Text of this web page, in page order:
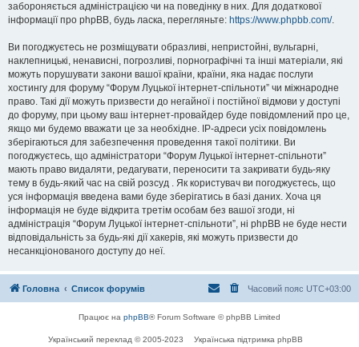
забороняється адміністрацією чи на поведінку в них. Для додаткової
інформації про phpBB, будь ласка, перегляньте: https://www.phpbb.com/.
Ви погоджуєтесь не розміщувати образливі, непристойні, вульгарні,
наклепницькі, ненависні, погрозливі, порнографічні та інші матеріали, які
можуть порушувати закони вашої країни, країни, яка надає послуги
хостингу для форуму “Форум Луцької інтернет-спільноти” чи міжнародне
право. Такі дії можуть призвести до негайної і постійної відмови у доступі
до форуму, при цьому ваш інтернет-провайдер буде повідомлений про це,
якщо ми будемо вважати це за необхідне. IP-адреси усіх повідомлень
зберігаються для забезпечення проведення такої політики. Ви
погоджуєтесь, що адміністратори “Форум Луцької інтернет-спільноти”
мають право видаляти, редагувати, переносити та закривати будь-яку
тему в будь-який час на свій розсуд . Як користувач ви погоджуєтесь, що
уся інформація введена вами буде зберігатись в базі даних. Хоча ця
інформація не буде відкрита третім особам без вашої згоди, ні
адміністрація “Форум Луцької інтернет-спільноти”, ні phpBB не буде нести
відповідальність за будь-які дії хакерів, які можуть призвести до
несанкціонованого доступу до неї.
Головна Список форумів Часовий пояс UTC+03:00
Працює на phpBB® Forum Software © phpBB Limited
Український переклад © 2005-2023 Українська підтримка phpBB